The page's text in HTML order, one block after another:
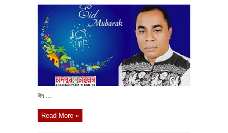
ঈদ ...
Read More »